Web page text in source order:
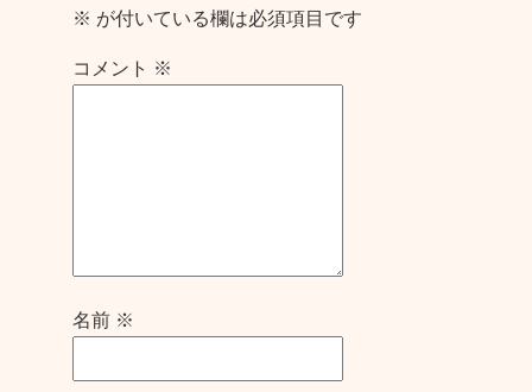
※ が付いている欄は必須項目です
コメント ※
名前 ※